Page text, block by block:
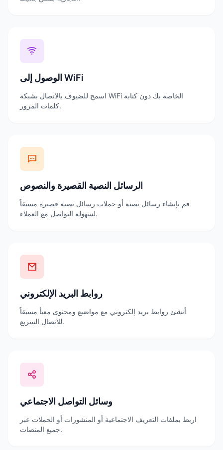
الوصول إلى WiFi
اسمح للضيوف بالاتصال بشبكة WiFi الخاصة بك دون كتابة
كلمات المرور.
الرسائل النصية القصيرة والنصوص
قم بإنشاء رسائل نصية أو حملات رسائل نصية قصيرة مسبقاً
لسهولة التواصل مع العملاء.
روابط البريد الإلكتروني
أنشئ روابط بريد إلكتروني مع مواضيع ومحتوى معبأ مسبقاً
للاتصال السريع.
وسائل التواصل الاجتماعي
اربط بملفات التعريف الاجتماعية أو المنشورات أو الحملات عبر
جميع المنصات.